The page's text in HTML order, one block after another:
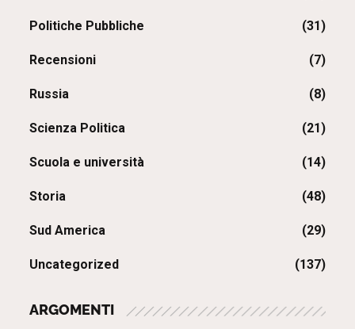
Politiche Pubbliche (31)
Recensioni (7)
Russia (8)
Scienza Politica (21)
Scuola e università (14)
Storia (48)
Sud America (29)
Uncategorized (137)
ARGOMENTI